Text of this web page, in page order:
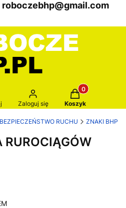
roboczebhp@gmail.com
wyszukiwarkę
Zaloguj się
Produkty w
Koszyk
RUCHU ZNAKI BHP
RUROCIĄGÓW